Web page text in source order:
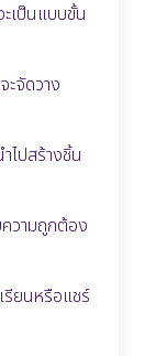
เป็นแบบขั้น
ะจัดวาง
ไปสร้างชิ้น
วามถูกต้อง
รียนหรือแชร์